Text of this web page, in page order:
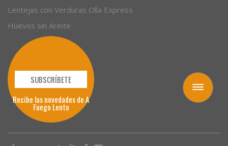
Toggle
navigation
Lentejas con Verduras Olla Express
Huevos sin Aceite
SUBSCRÍBETE
Recibe las novedades de A
Fuego Lento